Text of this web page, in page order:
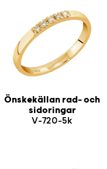
Önskekällan rad- och
sidoringar
V-720-5k